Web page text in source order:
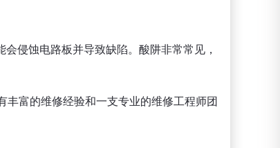
侵蚀电路板并导致缺陷。酸阱非常常见，
富的维修经验和一支专业的维修工程师团